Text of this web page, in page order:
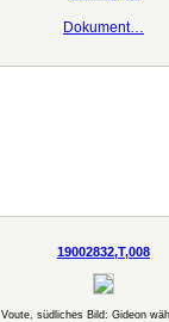
Dokument…
19002832,T,008
Voute, südliches Bild: Gideon